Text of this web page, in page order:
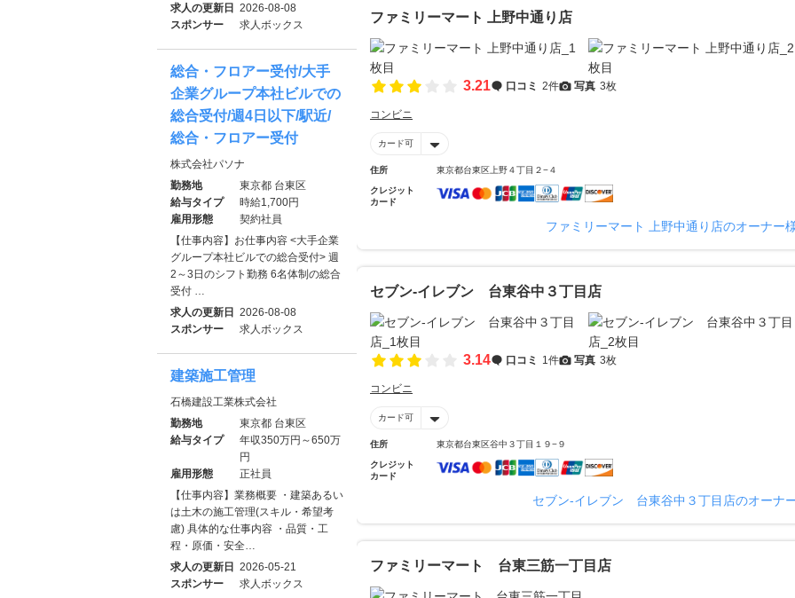
ファミリーマート 上野中通り店
3.21 口コミ 2件 写真 3枚
コンビニ
カード可
住所 東京都台東区上野４丁目２−４
クレジット
カード
ファミリーマート 上野中通り店のオーナー
セブン‐イレブン 台東谷中３丁目店
3.14 口コミ 1件 写真 3枚
コンビニ
カード可
住所 東京都台東区谷中３丁目１９−９
クレジット
カード
セブン‐イレブン 台東谷中３丁目店のオーナ
ファミリーマート 台東三筋一丁目店
求人の更新日 2026-08-08
スポンサー
求人ボックス
総合・フロアー受付/大手
企業グループ本社ビルでの
総合受付/週4日以下/駅近/
総合・フロアー受付
株式会社パソナ
勤務地
東京都 台東区
給与タイプ
時給1,700円
雇用形態
契約社員
【仕事内容】お仕事内容 <大手企業
グループ本社ビルでの総合受付> 週
2～3日のシフト勤務 6名体制の総合
受付 …
求人の更新日 2026-08-08
スポンサー
求人ボックス
建築施工管理
石橋建設工業株式会社
勤務地
東京都 台東区
給与タイプ
年収350万円～650万
円
雇用形態
正社員
【仕事内容】業務概要 ・建築あるい
は土木の施工管理(スキル・希望考
慮) 具体的な仕事内容 ・品質・工
程・原価・安全…
求人の更新日 2026-05-21
スポンサー
求人ボックス